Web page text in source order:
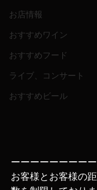
お店情報
おすすめワイン
おすすめフード
ライブ、コンサート
おすすめビール
ーーーーーーーー
お客様とお客様の